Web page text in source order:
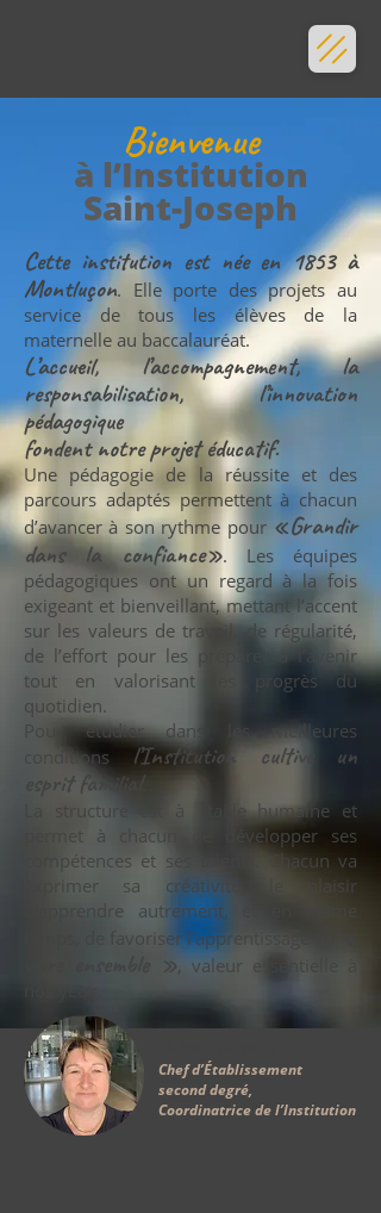
Bienvenue
à l’Institution
Saint-Joseph
Cette institution est née en 1853 à
Montluçon. Elle porte des projets au
service de tous les élèves de la
maternelle au baccalauréat.
L’accueil, l’accompagnement, la
responsabilisation, l’innovation
pédagogique
fondent notre projet éducatif.
Une pédagogie de la réussite et des
parcours adaptés permettent à chacun
d’avancer à son rythme pour «Grandir
dans la confiance». Les équipes
pédagogiques ont un regard à la fois
exigeant et bienveillant, mettant l’accent
sur les valeurs de travail, de régularité,
de l’effort pour les préparer à l’avenir
tout en valorisant les progrès du
quotidien.
Pour étudier dans les meilleures
conditions
l’Institution cultive un
esprit familial.
La structure est à taille humaine et
permet à chacun de développer ses
compétences et ses talents. Chacun va
exprimer sa créativité, le plaisir
d’apprendre autrement, et en même
temps, de favoriser l’apprentissage du
vivre ensemble », valeur essentielle à
Chef d’Établissement
second degré,
Coordinatrice de l’Institution